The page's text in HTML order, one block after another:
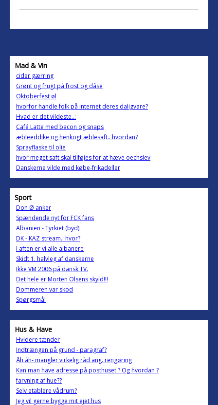
Mad & Vin
cider gærring
Grønt og frugt på frost og dåse
Oktoberfest øl
hvorfor handle folk på internet deres daligvare?
Hvad er det vildeste..:
Café Latte med bacon og snaps
æbleeddike og henkogt æblesaft.. hvordan?
Sprayflaske til olie
hvor meget saft skal tilføjes for at hæve oechslev
Danskerne vilde med købe-frikadeller
Sport
Don Ø anker
Spændende nyt for FCK fans
Albanien - Tyrkiet (byd)
DK - KAZ stream.. hvor?
I aften er vi alle albanere
Skidt 1. halvleg af danskerne
Ikke VM 2006 på dansk TV.
Det hele er Morten Olsens skyld!!!
Dommeren var skod
Spørgsmål
Hus & Have
Hvidere tænder
Indtrængen på grund - paragraf?
Åh åh- mangler virkelig råd ang. rengøring
Kan man have adresse på posthuset ? Og hvordan ?
farvning af hue??
Selv etablere vådrum?
Jeg vil gerne bygge mit ejet hus